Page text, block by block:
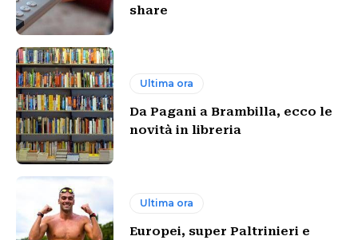
share
Ultima ora
Da Pagani a Brambilla, ecco le
novità in libreria
Ultima ora
Europei, super Paltrinieri e